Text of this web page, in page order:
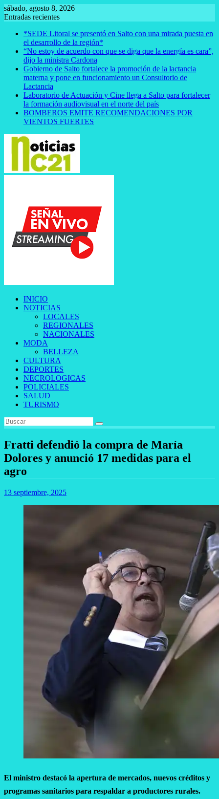
Saltar
al
sábado, agosto 8, 2026
Entradas recientes
*SEDE Litoral se presentó en Salto con una mirada puesta en
el desarrollo de la región*
“No estoy de acuerdo con que se diga que la energía es cara”,
dijo la ministra Cardona
Gobierno de Salto fortalece la promoción de la lactancia
materna y pone en funcionamiento un Consultorio de
Lactancia
Laboratorio de Actuación y Cine llega a Salto para fortalecer
la formación audiovisual en el norte del país
BOMBEROS EMITE RECOMENDACIONES POR
VIENTOS FUERTES
INICIO
NOTICIAS
LOCALES
REGIONALES
NACIONALES
MODA
BELLEZA
CULTURA
DEPORTES
NECROLOGICAS
POLICIALES
SALUD
TURISMO
Fratti defendió la compra de María
Dolores y anunció 17 medidas para el
agro
13 septiembre, 2025
El ministro destacó la apertura de mercados, nuevos créditos y
programas sanitarios para respaldar a productores rurales.